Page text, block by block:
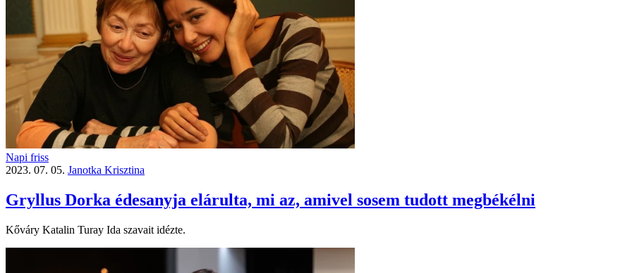
Napi friss
2023. 07. 05. Janotka Krisztina
Gryllus Dorka édesanyja elárulta, mi az, amivel sosem tudott megbékélni
Kőváry Katalin Turay Ida szavait idézte.